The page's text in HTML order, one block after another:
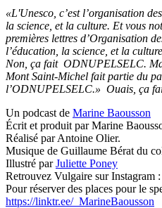
«L'Unesco, c’est l’organisation
la science, et la culture. Et vous
premières lettres d’Organisation
l’éducation, la science, et la
Non, ça fait ODNUPELSELC.
Mont Saint-Michel fait partie du
l’ODNUPELSELC.» Ouais, ça
Un podcast de Marine Baousson
Écrit et produit par Marine
Réalisé par Antoine Olier.
Musique de Guillaume Bérat du
Illustré parJuliette Poney
Retrouvez Vulgaire sur Instagram :
Pour réserver des places pour le
https://linktr.ee/_MarineBaousson